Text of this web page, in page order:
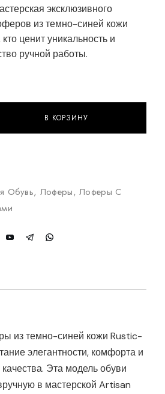
эксклюзивного
из темно-синей кожи
ценит уникальность и
ручной работы.
из темно-синей кожи Rustic-Calf
В КОРЗИНУ
Обувь, Лоферы,Лоферы С
из темно-синей кожи Rustic-
элегантности, комфорта и
Эта модель обуви
в мастерской Artisan